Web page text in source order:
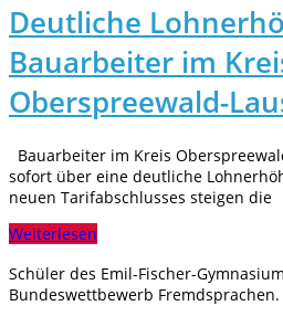
Deutliche
Bauarbeiter im
Oberspreewald-
Bauarbeiter im Kreis
sofort über eine deutliche
neuen Tarifabschlusses steigen die
Weiterlesen
Schüler des Emil-Fischer-
Bundeswettbewerb Fremdsprachen.